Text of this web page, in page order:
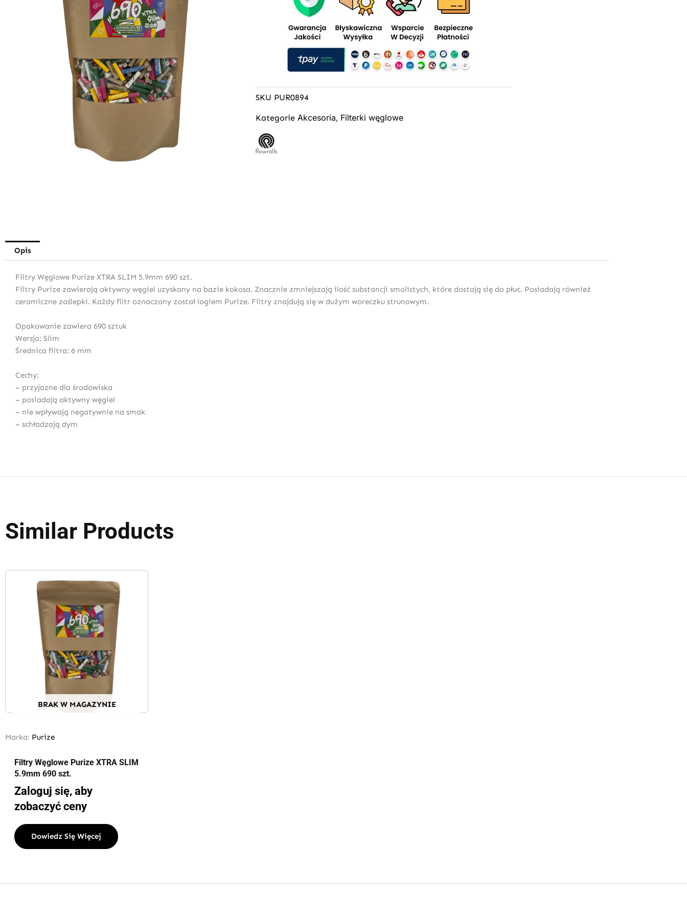
SKU PUR0894
Kategorie Akcesoria, Filterki węglowe
Opis
Filtry Węglowe Purize XTRA SLIM 5.9mm 690 szt.
Filtry Purize zawierają aktywny węgiel uzyskany na bazie kokosa. Znacznie zmniejszają ilość substancji smolistych, które dostają się do płuc. Posiadają również
ceramiczne zaślepki. Każdy filtr oznaczony został logiem Purize. Filtry znajdują się w dużym woreczku strunowym.
Opakowanie zawiera 690 sztuk
Wersja: Slim
Średnica filtra: 6 mm
Cechy:
– przyjazne dla środowiska
– posiadają aktywny węgiel
– nie wpływają negatywnie na smak
– schładzają dym
Similar Products
BRAK W MAGAZYNIE
Marka: Purize
Filtry Węglowe Purize XTRA SLIM
5.9mm 690 szt.
Zaloguj się, aby
zobaczyć ceny
Dowiedz Się Więcej